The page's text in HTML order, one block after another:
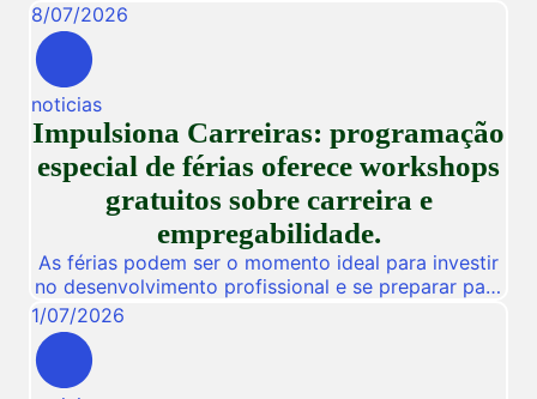
8/07/2026
noticias
Impulsiona Carreiras: programação
especial de férias oferece workshops
gratuitos sobre carreira e
empregabilidade.
As férias podem ser o momento ideal para investir
no desenvolvimento profissional e se preparar para
novas oportunidades no mercado de trabalho.
Pensando nisso, a Unifametro Carreiras promoverá,
de 27 a 31 de julho, o Impulsiona Carreiras, uma
programação especial de férias composta por
1/07/2026